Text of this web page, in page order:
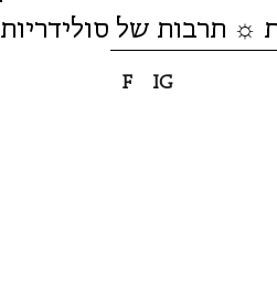
F IG
☼ תרבות של סולידריות